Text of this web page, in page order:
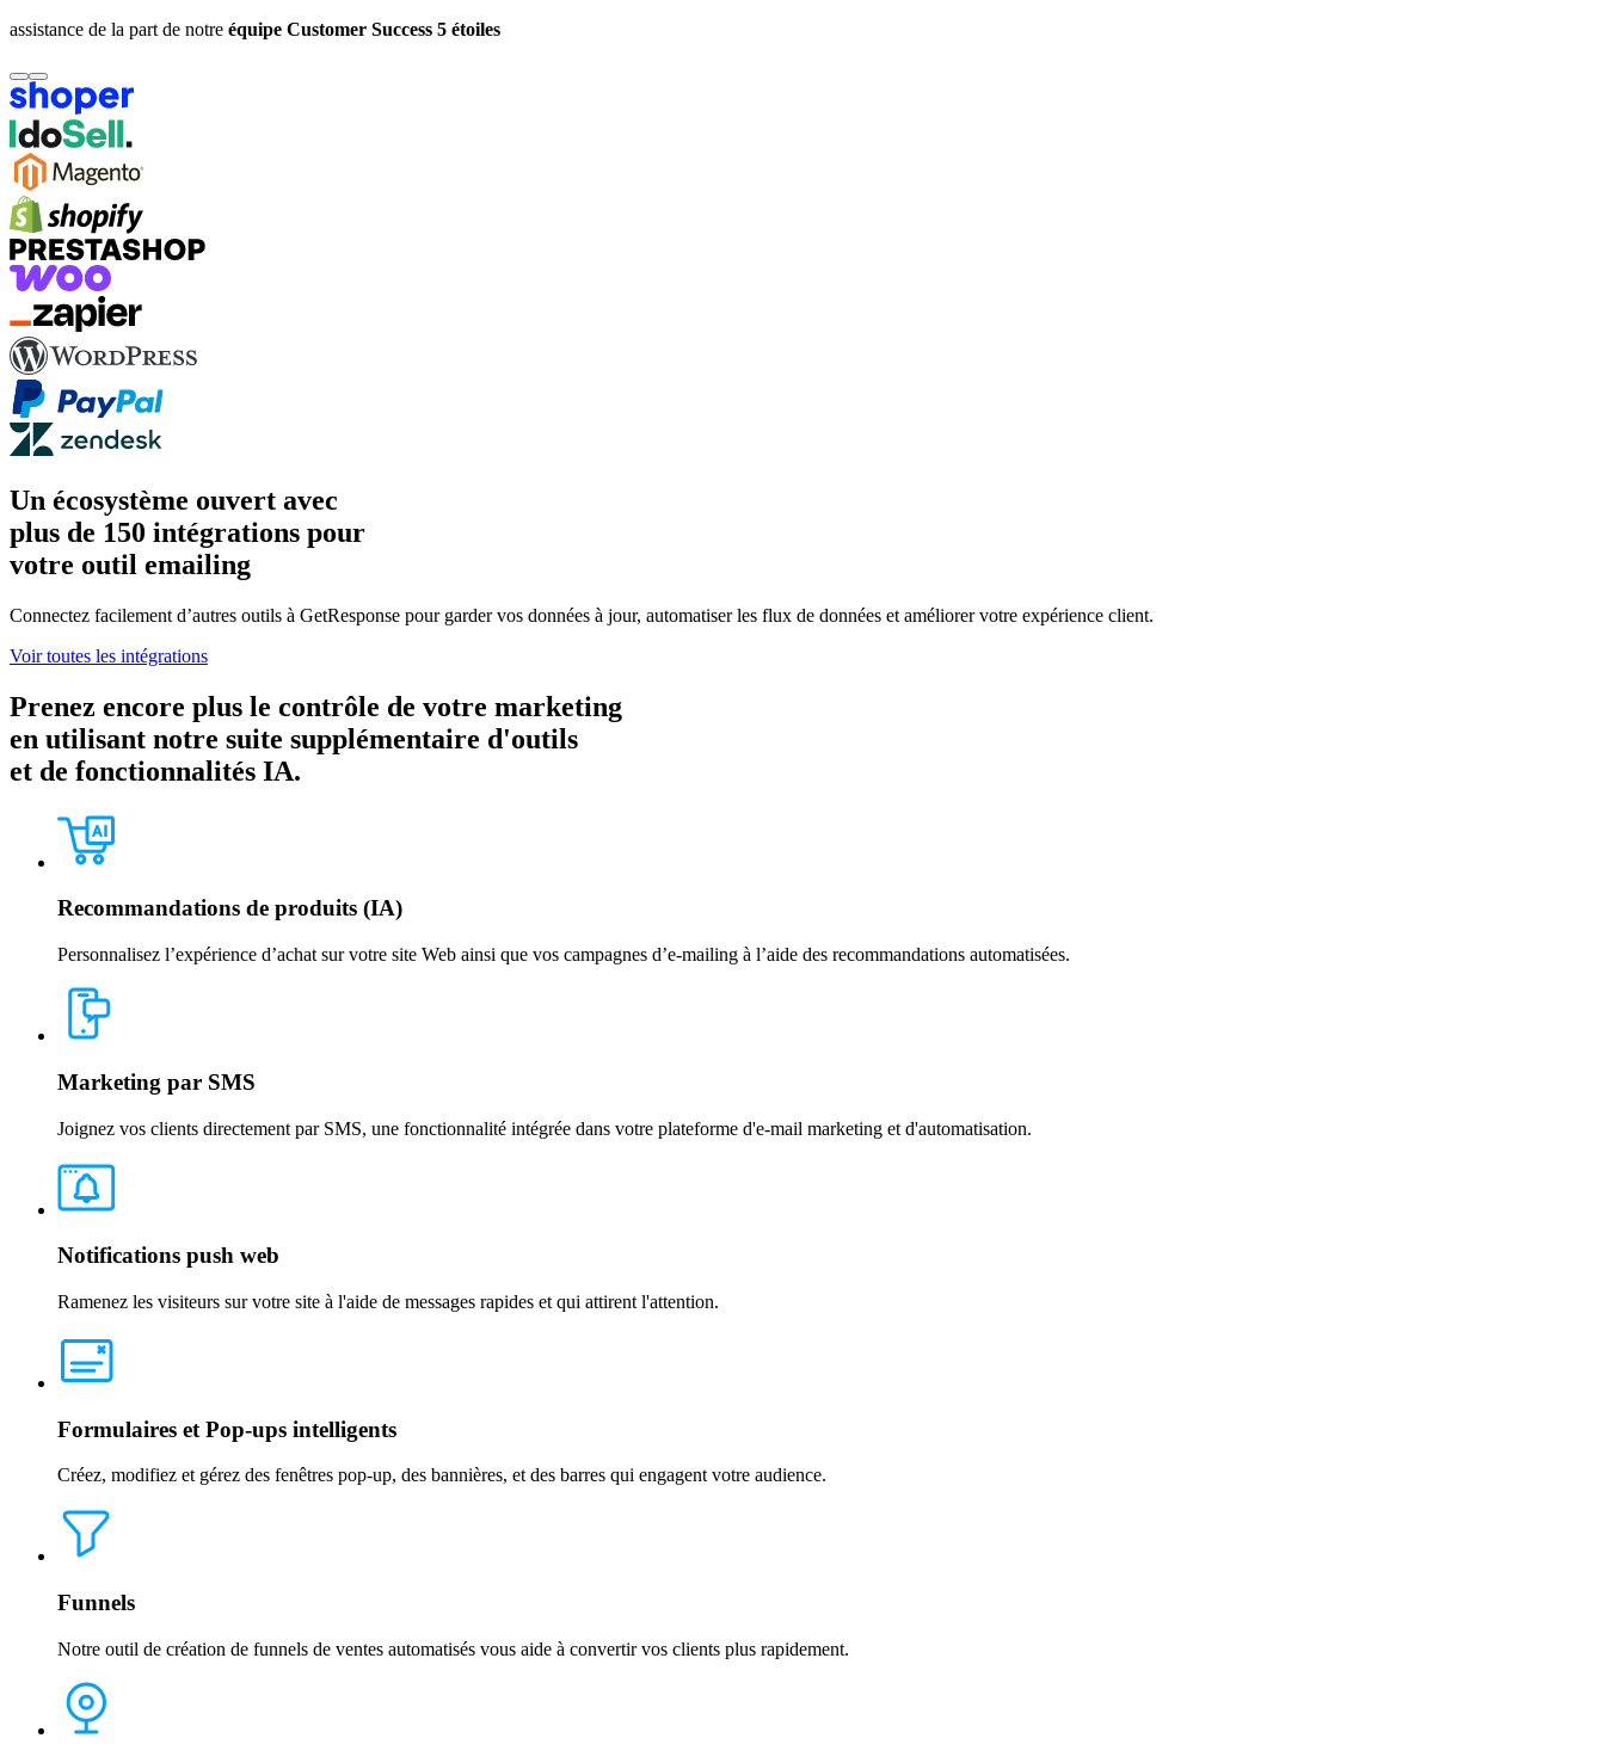
assistance de la part de notre équipe Customer Success 5 étoiles
Un écosystème ouvert avec
plus de 150 intégrations pour
votre outil emailing
Connectez facilement d’autres outils à GetResponse pour garder vos données à jour, automatiser les flux de données et améliorer votre expérience client.
Voir toutes les intégrations
Prenez encore plus le contrôle de votre marketing
en utilisant notre suite supplémentaire d'outils
et de fonctionnalités IA.
Recommandations de produits (IA)
Personnalisez l’expérience d’achat sur votre site Web ainsi que vos campagnes d’e-mailing à l’aide des recommandations automatisées.
Marketing par SMS
Joignez vos clients directement par SMS, une fonctionnalité intégrée dans votre plateforme d'e-mail marketing et d'automatisation.
Notifications push web
Ramenez les visiteurs sur votre site à l'aide de messages rapides et qui attirent l'attention.
Formulaires et Pop-ups intelligents
Créez, modifiez et gérez des fenêtres pop-up, des bannières, et des barres qui engagent votre audience.
Funnels
Notre outil de création de funnels de ventes automatisés vous aide à convertir vos clients plus rapidement.